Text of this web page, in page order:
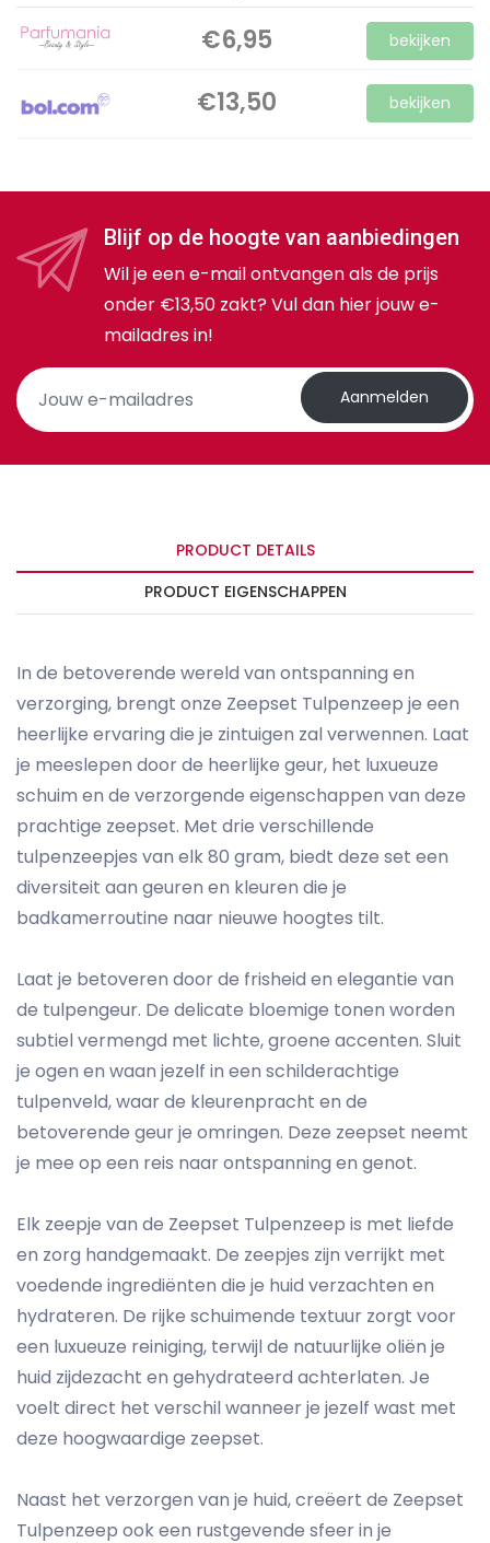
€6,95 bekijken
€13,50 bekijken
Blijf op de hoogte van aanbiedingen
Wil je een e-mail ontvangen als de prijs
onder €13,50 zakt? Vul dan hier jouw e-
mailadres in!
Aanmelden
PRODUCT DETAILS
PRODUCT EIGENSCHAPPEN
In de betoverende wereld van ontspanning en
verzorging, brengt onze Zeepset Tulpenzeep je een
heerlijke ervaring die je zintuigen zal verwennen. Laat
je meeslepen door de heerlijke geur, het luxueuze
schuim en de verzorgende eigenschappen van deze
prachtige zeepset. Met drie verschillende
tulpenzeepjes van elk 80 gram, biedt deze set een
diversiteit aan geuren en kleuren die je
badkamerroutine naar nieuwe hoogtes tilt.
Laat je betoveren door de frisheid en elegantie van
de tulpengeur. De delicate bloemige tonen worden
subtiel vermengd met lichte, groene accenten. Sluit
je ogen en waan jezelf in een schilderachtige
tulpenveld, waar de kleurenpracht en de
betoverende geur je omringen. Deze zeepset neemt
je mee op een reis naar ontspanning en genot.
Elk zeepje van de Zeepset Tulpenzeep is met liefde
en zorg handgemaakt. De zeepjes zijn verrijkt met
voedende ingrediënten die je huid verzachten en
hydrateren. De rijke schuimende textuur zorgt voor
een luxueuze reiniging, terwijl de natuurlijke oliën je
huid zijdezacht en gehydrateerd achterlaten. Je
voelt direct het verschil wanneer je jezelf wast met
deze hoogwaardige zeepset.
Naast het verzorgen van je huid, creëert de Zeepset
Tulpenzeep ook een rustgevende sfeer in je